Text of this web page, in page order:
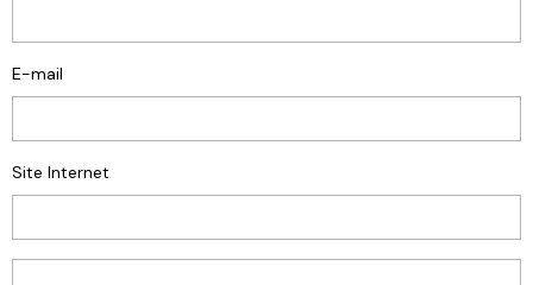
E-mail
Site Internet